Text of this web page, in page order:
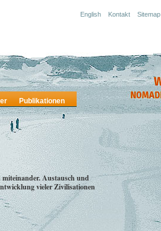
English Kontakt Sitemap
Publikationen
miteinander. Austausch und
vieler Zivilisationen